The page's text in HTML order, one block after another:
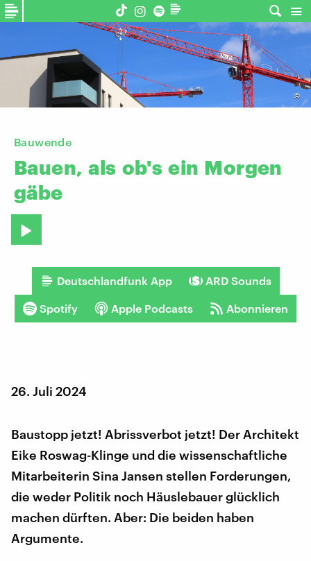
©
Bauwende
Bauen, als ob's ein Morgen
gäbe
Deutschlandfunk App ARD Sounds
Spotify Apple Podcasts Abonnieren
26. Juli 2024
Baustopp jetzt! Abrissverbot jetzt! Der Architekt
Eike Roswag-Klinge und die wissenschaftliche
Mitarbeiterin Sina Jansen stellen Forderungen,
die weder Politik noch Häuslebauer glücklich
machen dürften. Aber: Die beiden haben
Argumente.